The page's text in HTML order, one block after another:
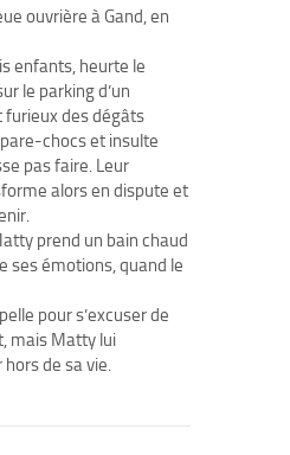
ouvrière à Gand, en
enfants, heurte le
le parking d’un
furieux des dégâts
chocs et insulte
pas faire. Leur
alors en dispute et
prend un bain chaud
ses émotions, quand le
pour s’excuser de
mais Matty lui
de sa vie.